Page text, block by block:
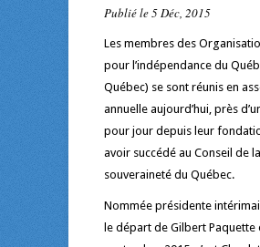
Publié le 5 Déc, 2015
Les membres des
pour l’indépendance du
Québec) se sont réunis en
annuelle aujourd’hui, près
pour jour depuis leur
avoir succédé au Conseil de la
souveraineté du Québec.
Nommée présidente
le départ de Gilbert Paquette